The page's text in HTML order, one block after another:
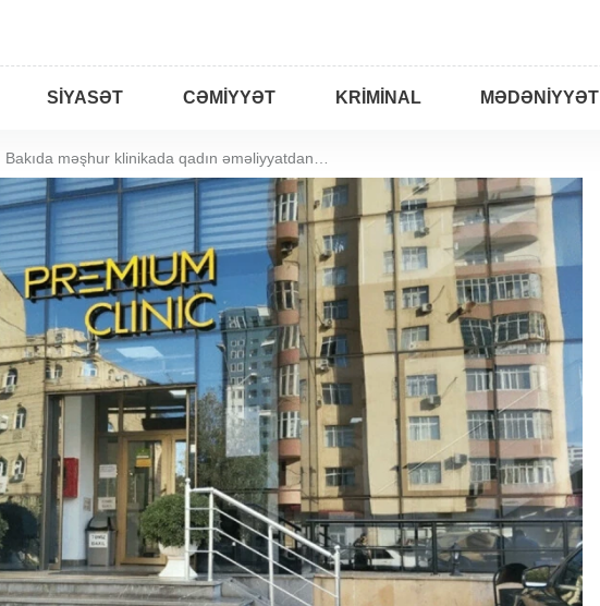
SIYASƏT CƏMIYYƏT KRIMINAL MƏDƏNIYYƏT